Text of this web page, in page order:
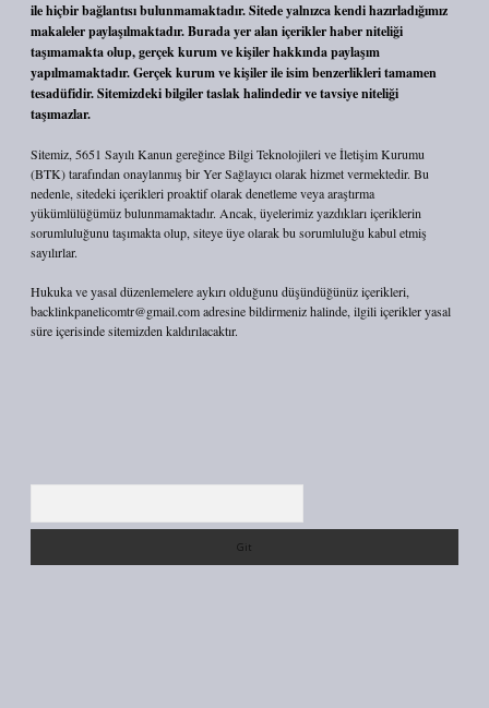
ile hiçbir bağlantısı bulunmamaktadır. Sitede yalnızca kendi hazırladığımız
makaleler paylaşılmaktadır. Burada yer alan içerikler haber niteliği
taşımamakta olup, gerçek kurum ve kişiler hakkında paylaşım
yapılmamaktadır. Gerçek kurum ve kişiler ile isim benzerlikleri tamamen
tesadüfidir. Sitemizdeki bilgiler taslak halindedir ve tavsiye niteliği
taşımazlar.
Sitemiz, 5651 Sayılı Kanun gereğince Bilgi Teknolojileri ve İletişim Kurumu
(BTK) tarafından onaylanmış bir Yer Sağlayıcı olarak hizmet vermektedir. Bu
nedenle, sitedeki içerikleri proaktif olarak denetleme veya araştırma
yükümlülüğümüz bulunmamaktadır. Ancak, üyelerimiz yazdıkları içeriklerin
sorumluluğunu taşımakta olup, siteye üye olarak bu sorumluluğu kabul etmiş
sayılırlar.
Hukuka ve yasal düzenlemelere aykırı olduğunu düşündüğünüz içerikleri,
backlinkpanelicomtr@gmail.comadresine bildirmeniz halinde, ilgili içerikler yasal
süre içerisinde sitemizden kaldırılacaktır.